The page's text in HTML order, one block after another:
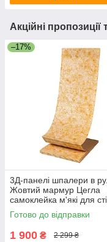
Акційні пропозиції
–17%
3Д-панелі шпалери в
Жовтий мармур Цегла
самоклейка м'які для
700мм*20м*3мм R062-3-
SW-00001473
Готово до відправки
1 900 ₴ 2 299 ₴